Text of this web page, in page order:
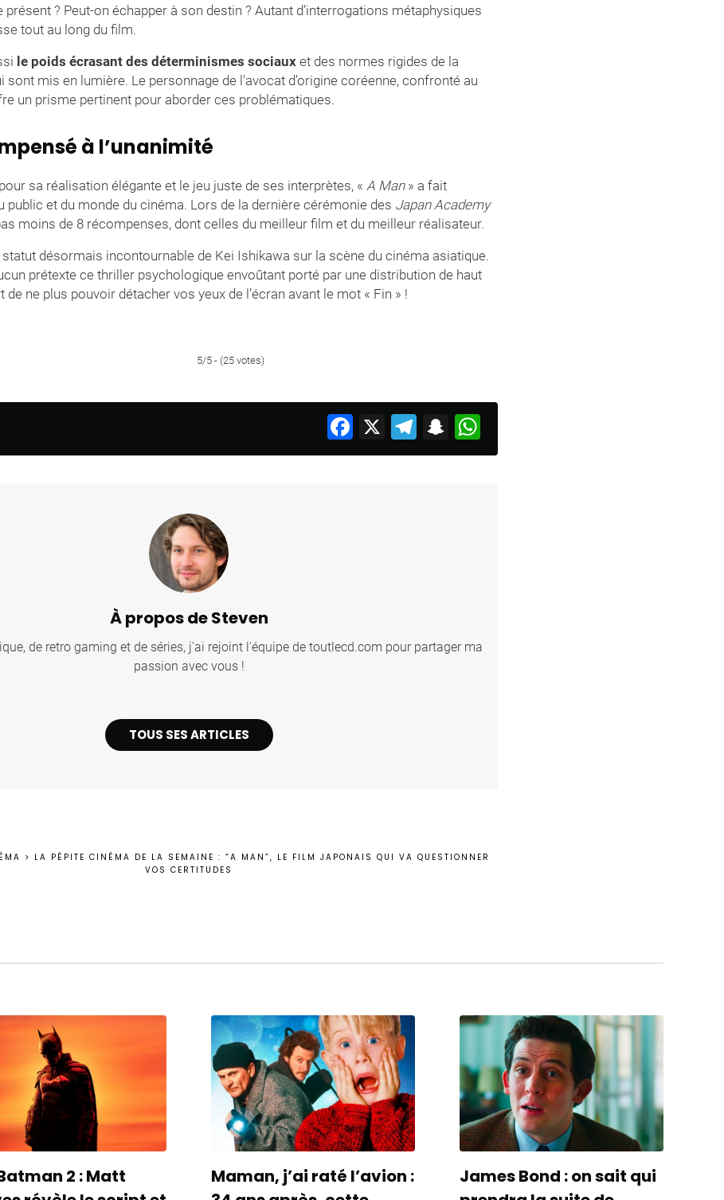
? Peut-on échapper à son destin ? Autant d’interrogations métaphysiques
tout au long du film.
le poids écrasant des déterminismes sociaux et des normes rigides de la
sont mis en lumière. Le personnage de l’avocat d’origine coréenne, confronté au
un prisme pertinent pour aborder ces problématiques.
à l’unanimité
sa réalisation élégante et le jeu juste de ses interprètes, « A Man» a fait
public et du monde du cinéma. Lors de la dernière cérémonie des Japan Academy
moins de 8 récompenses, dont celles du meilleur film et du meilleur réalisateur.
désormais incontournable de Kei Ishikawa sur la scène du cinéma asiatique.
prétexte ce thriller psychologique envoûtant porté par une distribution de haut
ne plus pouvoir détacher vos yeux de l’écran avant le mot « Fin » !
5/5 - (25 votes)
Facebook
X Telegram
Snapchat
À propos de Steven
de retro gaming et de séries, j'ai rejoint l'équipe de toutlecd.com pour partager ma
passion avec vous !
TOUS SES ARTICLES
> LA PÉPITE CINÉMA DE LA SEMAINE : “A MAN”, LE FILM JAPONAIS QUI VA QUESTIONNER
VOS CERTITUDES
2 : Matt
Maman, j’ai raté l’avion :
James Bond : on sait qui